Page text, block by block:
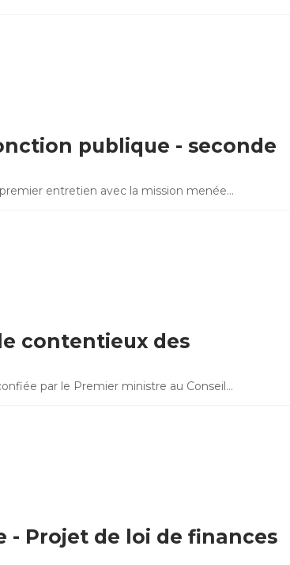
publique - seconde
entretien avec la mission menée…
contentieux des
par le Premier ministre au Conseil…
Projet de loi de finances